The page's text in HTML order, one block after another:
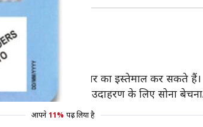
बना दिया है।
बजाय अपने आधार नंबर का इस्तेमाल कर सकते हैं।
देना अनिवार्य है। उदाहरण के लिए सोना
आपने 11% पढ़ लिया है